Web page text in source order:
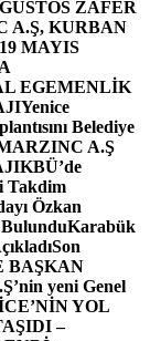
ZAFER
A.Ş, KURBAN
MAYIS
EGEMENLİK
Yenice
Belediye
A.Ş
KBÜ’de
Takdim
Özkan
Karabük
Son
BAŞKAN
yeni Genel
YOL
–